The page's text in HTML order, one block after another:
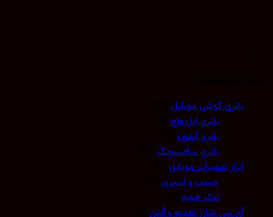
باتری گوشی موبایل(10)
باتری اپل واچ(0)
باتری آیفون(0)
باتری سامسونگ(10)
ابزار تعمیرات موبایل(9)
چسب و اسپری(3)
نوک هویه(5)
آی سی شارژ تغذیه و آنتن(0)